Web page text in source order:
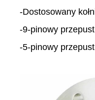
-Dostosowany
-9-pinowy
-5-pinowy